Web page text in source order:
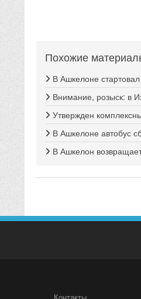
Похожие
В Ашкелоне
Внимание, розыск: в
Утвержден
В Ашкелоне автобус
В Ашкелон